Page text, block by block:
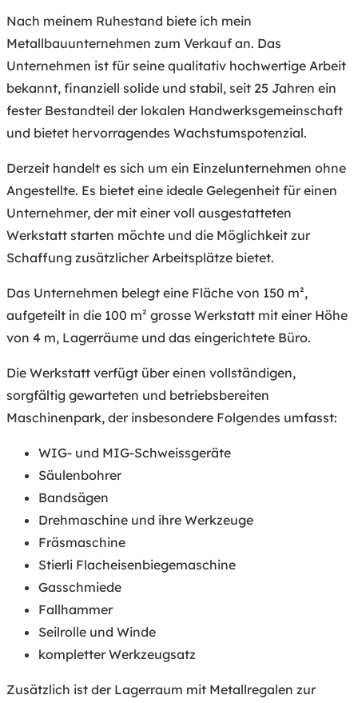
Nach meinem Ruhestand biete ich mein
Metallbauunternehmen zum Verkauf an. Das
Unternehmen ist für seine qualitativ hochwertige Arbeit
bekannt, finanziell solide und stabil, seit 25 Jahren ein
fester Bestandteil der lokalen Handwerksgemeinschaft
und bietet hervorragendes Wachstumspotenzial.
Derzeit handelt es sich um ein Einzelunternehmen ohne
Angestellte. Es bietet eine ideale Gelegenheit für einen
Unternehmer, der mit einer voll ausgestatteten
Werkstatt starten möchte und die Möglichkeit zur
Schaffung zusätzlicher Arbeitsplätze bietet.
Das Unternehmen belegt eine Fläche von 150 m²,
aufgeteilt in die 100 m² grosse Werkstatt mit einer Höhe
von 4 m, Lagerräume und das eingerichtete Büro.
Die Werkstatt verfügt über einen vollständigen,
sorgfältig gewarteten und betriebsbereiten
Maschinenpark, der insbesondere Folgendes umfasst:
WIG- und MIG-Schweissgeräte
Säulenbohrer
Bandsägen
Drehmaschine und ihre Werkzeuge
Fräsmaschine
Stierli Flacheisenbiegemaschine
Gasschmiede
Fallhammer
Seilrolle und Winde
kompletter Werkzeugsatz
Zusätzlich ist der Lagerraum mit Metallregalen zur